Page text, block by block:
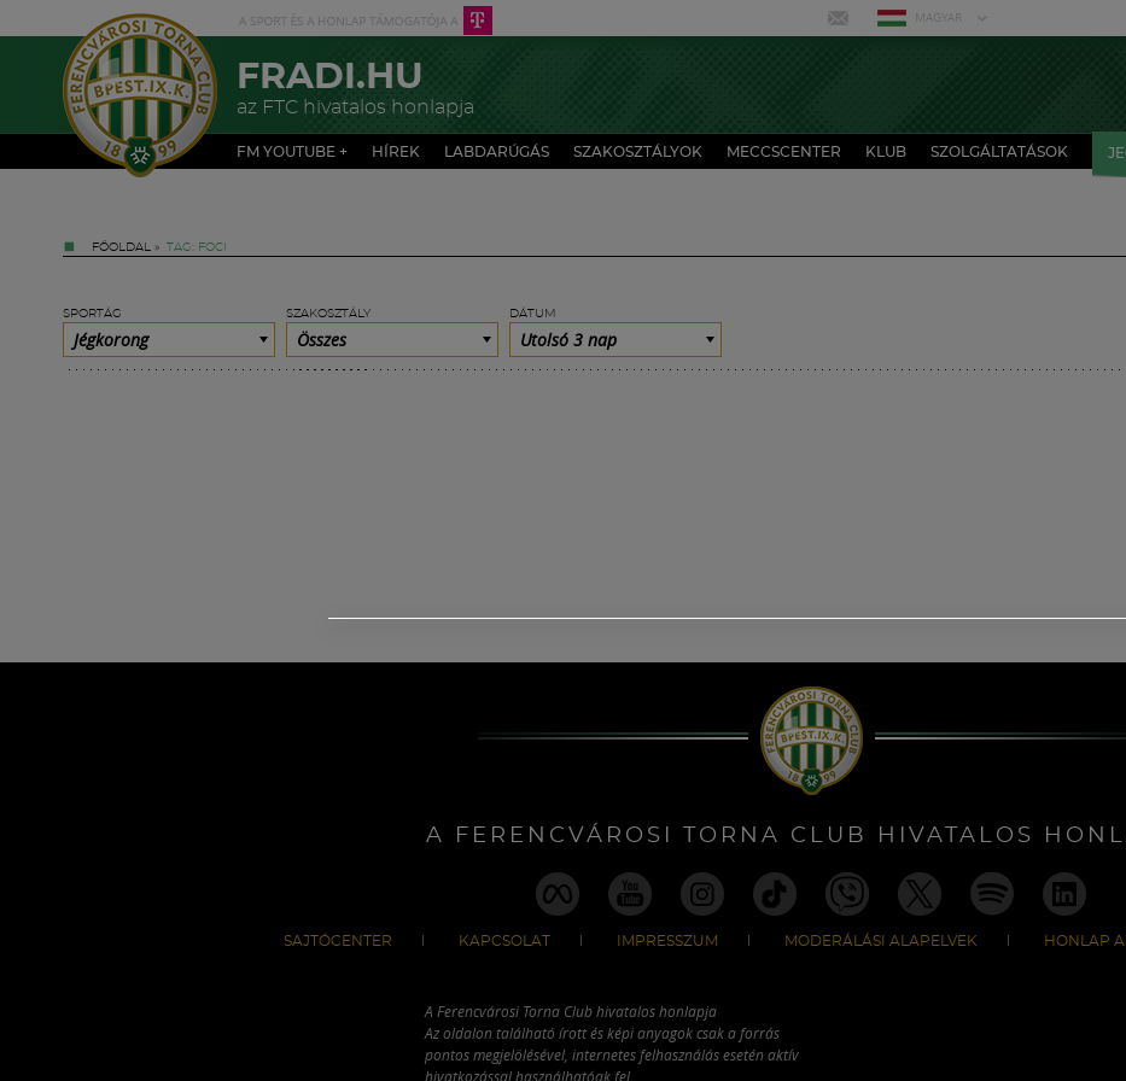
MAGYAR
FRADI.HU
az FTC hivatalos honlapja
FM YOUTUBE + HÍREK LABDARÚGÁS SZAKOSZTÁLYOK MECCSCENTER KLUB SZOLGÁLTATÁSOK
FŐOLDAL » TAG: FOCI
SPORTÁG
Jégkorong
SZAKOSZTÁLY
Összes
DÁTUM
Utolsó 3 nap
A FERENCVÁROSI TORNA CLUB HIVATALOS
SAJTÓCENTER KAPCSOLAT IMPRESSZUM MODERÁLÁSI ALAPELVEK HONLAP
A Ferencvárosi Torna Club hivatalos honlapja
Az oldalon található írott és képi anyagok csak a forrás
pontos megjelölésével, internetes felhasználás esetén aktív
hivatkozással használhatóak fel.